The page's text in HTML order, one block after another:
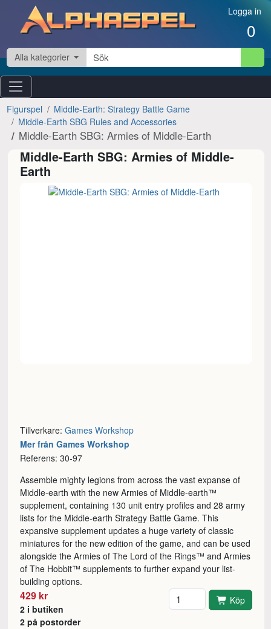
Hoppa till innehåll Logga in
0
Alla kategorier
Figurspel
Middle-Earth: Strategy Battle Game
Middle-Earth SBG Rules and Accessories
Middle-Earth SBG: Armies of Middle-Earth
Middle-Earth SBG: Armies of Middle-
Earth
Tillverkare:Games Workshop
Mer från Games Workshop
Referens: 30-97
Assemble mighty legions from across the vast expanse of
Middle-earth with the new Armies of Middle-earth™
supplement, containing 130 unit entry profiles and 28 army
lists for the Middle-earth Strategy Battle Game. This
expansive supplement updates a huge variety of classic
miniatures for the new edition of the game, and can be used
alongside the Armies of The Lord of the Rings™ and Armies
of The Hobbit™ supplements to further expand your list-
building options.
429 kr
2 i butiken
2 på postorder
Antal Köp